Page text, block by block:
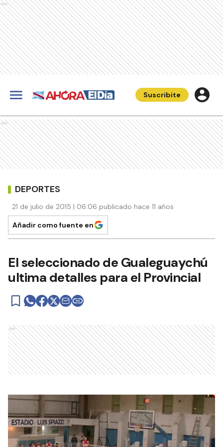
Ads
Suscribite
Ads
DEPORTES
21 de julio de 2015 | 06:06 publicado hace 11 años
Añadir como fuente en
El seleccionado de Gualeguaychú
ultima detalles para el Provincial
Ads